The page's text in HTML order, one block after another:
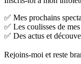
✅ Mes prochains
✅ Les coulisses de
✅ Des actus et
Rejoins-moi et reste